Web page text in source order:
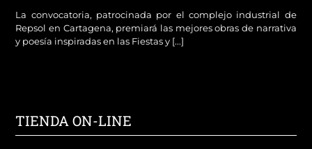
La convocatoria, patrocinada por el complejo industrial de
Repsol en Cartagena, premiará las mejores obras de narrativa
y poesía inspiradas en las Fiestas y [...]
TIENDA ON-LINE